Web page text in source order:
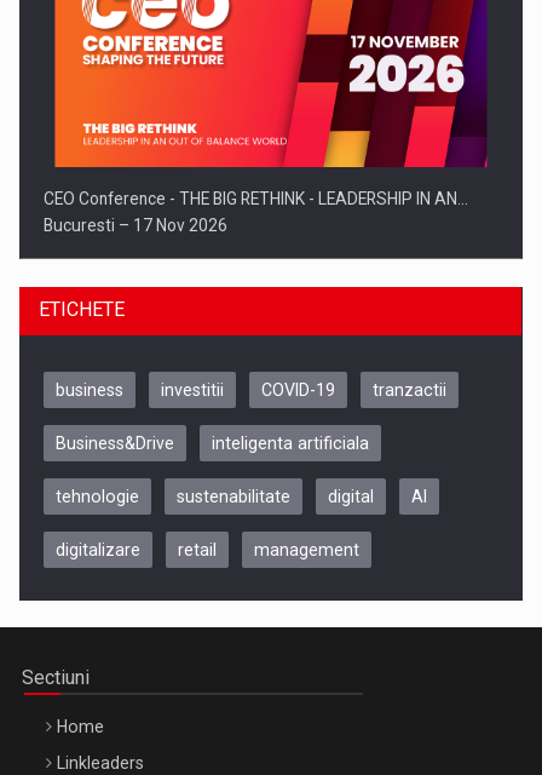
CEO Conference - THE BIG RETHINK - LEADERSHIP IN AN…
Bucuresti – 17 Nov 2026
Be Inspired. Make it Happen!, CLUJ, 9 Decembrie
ETICHETE
business investitii COVID-19 tranzactii
Business&Drive inteligenta artificiala
tehnologie sustenabilitate digital AI
digitalizare retail management
Sectiuni
Home
Linkleaders